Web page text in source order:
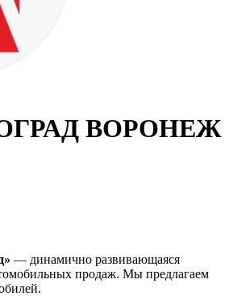
ВОРОНЕЖ
— динамично развивающаяся
продаж. Мы предлагаем